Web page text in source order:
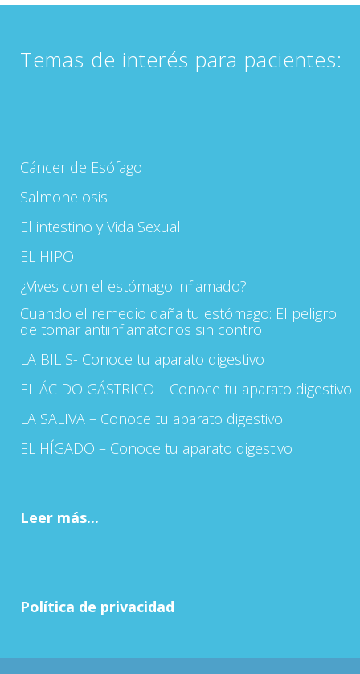
Temas de interés para pacientes:
Cáncer de Esófago
Salmonelosis
El intestino y Vida Sexual
EL HIPO
¿Vives con el estómago inflamado?
Cuando el remedio daña tu estómago: El peligro
de tomar antiinflamatorios sin control
LA BILIS- Conoce tu aparato digestivo
EL ÁCIDO GÁSTRICO – Conoce tu aparato digestivo
LA SALIVA – Conoce tu aparato digestivo
EL HÍGADO – Conoce tu aparato digestivo
Leer más...
Política de privacidad